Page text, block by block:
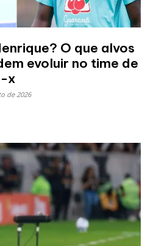
O que alvos
evoluir no time de
x
de 2026